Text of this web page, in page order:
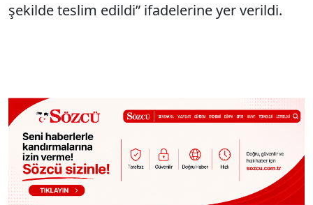
şekilde teslim edildi” ifadelerine yer verildi.